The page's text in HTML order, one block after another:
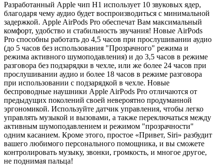
Разработанный Apple чип H1 использует 10 звуковых ядер,
благодаря чему аудио будет воспроизводиться с минимальной
задержкой. Apple AirPods Pro обеспечат Вам максимальный
комфорт, удобство и стабильность звучания! Новые AirPods
Pro способны работать до 4,5 часов при прослушивании аудио
(до 5 часов без использования "Прозрачного" режима и
режима активного шумоподавления) и до 3,5 часов в режиме
разговора без подзарядки в чехле, или же более 24 часов при
прослушивании аудио и более 18 часов в режиме разговора
при использовании с подзарядкой в чехле. Новые
беспроводные наушники Apple AirPods Pro отличаются от
предыдущих поколений своей невероятно продуманной
эргономикой. Используйте датчик управления, чтобы легко
управлять музыкой и вызовами, а также переключаться между
активным шумоподавлением и режимом "прозрачности"
одним касанием. Кроме этого, простое «Привет, Siri» разбудит
вашего любимого персонального помощника, и вы сможете
контролировать музыку, звонки, громкость, и многое другое,
не поднимая пальца!